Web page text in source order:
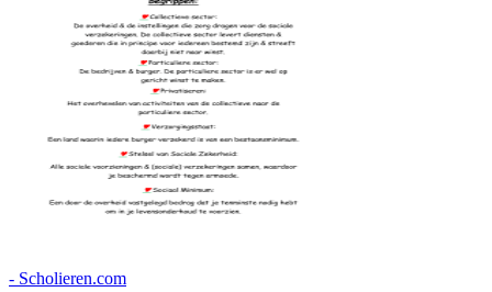
- Scholieren.com